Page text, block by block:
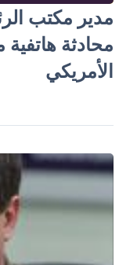
مدير مكتب
محادثة
الأمريكي